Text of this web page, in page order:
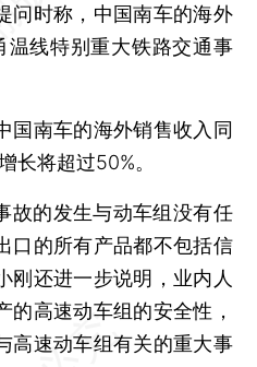
问时称，中国南车的海外
温线特别重大铁路交通事
南车的海外销售收入同
长将超过50%。
的发生与动车组没有任
口的所有产品都不包括信
刚还进一步说明，业内人
的高速动车组的安全性，
高速动车组有关的重大事